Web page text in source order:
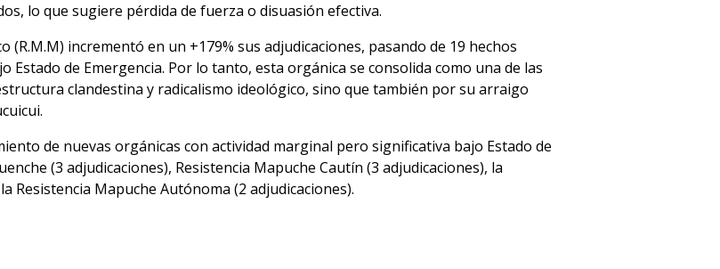
lo que sugiere pérdida de fuerza o disuasión efectiva.
incrementó en un +179% sus adjudicaciones, pasando de 19 hechos
Estado de Emergencia. Por lo tanto, esta orgánica se consolida como una de las
clandestina y radicalismo ideológico, sino que también por su arraigo
de nuevas orgánicas con actividad marginal pero significativa bajo Estado de
(3 adjudicaciones), Resistencia Mapuche Cautín (3 adjudicaciones), la
Resistencia Mapuche Autónoma (2 adjudicaciones).